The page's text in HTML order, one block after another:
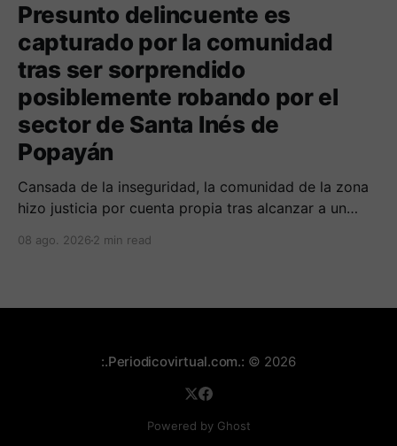
Presunto delincuente es
capturado por la comunidad
tras ser sorprendido
posiblemente robando por el
sector de Santa Inés de
Popayán
Cansada de la inseguridad, la comunidad de la zona
hizo justicia por cuenta propia tras alcanzar a un
comuna cuatro. La gente pedía que lo incineraran,
08 ago. 2026 2 min read
:.Periodicovirtual.com.: © 2026
Powered by Ghost